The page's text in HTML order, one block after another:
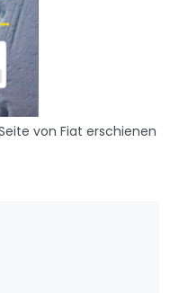
von Fiat erschienen